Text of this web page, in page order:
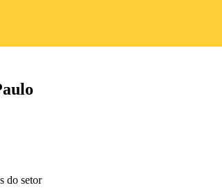
do setor